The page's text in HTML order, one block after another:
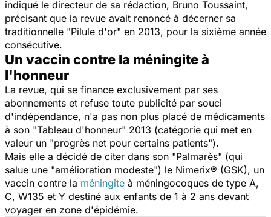
indiqué le directeur de sa rédaction, Bruno Toussaint,
précisant que la revue avait renoncé à décerner sa
traditionnelle "Pilule d'or" en 2013, pour la sixième année
consécutive.
Un vaccin contre la méningite à
l'honneur
La revue, qui se finance exclusivement par ses
abonnements et refuse toute publicité par souci
d'indépendance, n'a pas non plus placé de médicaments
à son "Tableau d'honneur" 2013 (catégorie qui met en
valeur un "progrès net pour certains patients").
Mais elle a décidé de citer dans son "Palmarès" (qui
salue une "amélioration modeste") le Nimerix® (GSK), un
vaccin contre la méningite à méningocoques de type A,
C, W135 et Y destiné aux enfants de 1 à 2 ans devant
voyager en zone d'épidémie.